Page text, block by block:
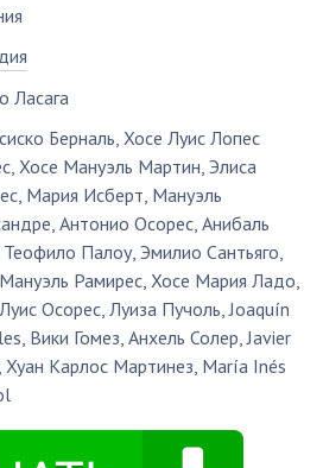
Ласага
Берналь,Хосе Луис Лопес
,Хосе Мануэль Мартин,Элиса
, Мария Исберт, Мануэль
,Антонио Осорес,Анибаль
Теофило Палоу,Эмилио Сантьяго,
Рамирес,Хосе Мария Ладо,
Осорес,Луиза Пучоль,Joaquín
, Вики Гомез,Анхель Солер,Javier
,Хуан Карлос Мартинез, María Inés